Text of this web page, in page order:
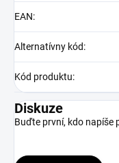
EAN:
Alternatívny kód:
Kód produktu:
Diskuze
Buďte první, kdo napíše